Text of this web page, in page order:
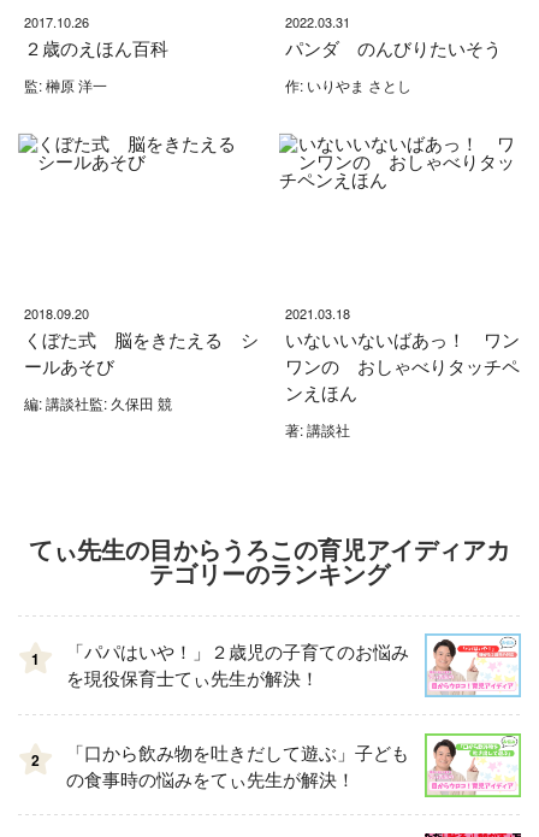
2017.10.26
２歳のえほん百科
監: 榊原 洋一
2022.03.31
パンダ のんびりたいそう
作: いりやま さとし
2018.09.20
くぼた式 脳をきたえる シ
ールあそび
編: 講談社監: 久保田 競
2021.03.18
いないいないばあっ！ ワン
ワンの おしゃべりタッチペ
ンえほん
著: 講談社
てぃ先生の目からうろこの育児アイディアカ
テゴリーのランキング
1
「パパはいや！」２歳児の子育てのお悩み
を現役保育士てぃ先生が解決！
2
「口から飲み物を吐きだして遊ぶ」子ども
の食事時の悩みをてぃ先生が解決！